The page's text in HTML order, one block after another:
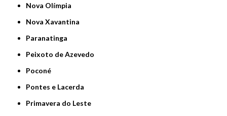
Nova Olímpia
Nova Xavantina
Paranatinga
Peixoto de Azevedo
Poconé
Pontes e Lacerda
Primavera do Leste